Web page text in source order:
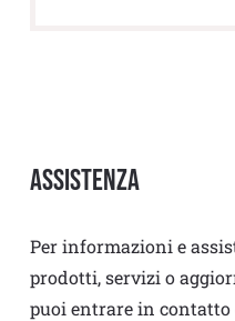
Assistenza
Per informazioni e
prodotti, servizi o
puoi entrare in